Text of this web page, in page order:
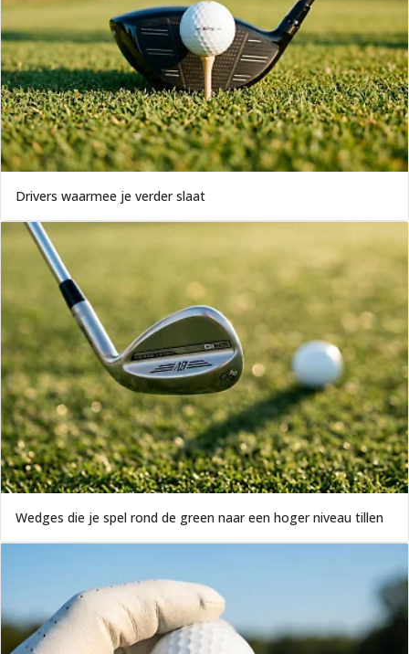
Drivers waarmee je verder slaat
Wedges die je spel rond de green naar een hoger niveau tillen